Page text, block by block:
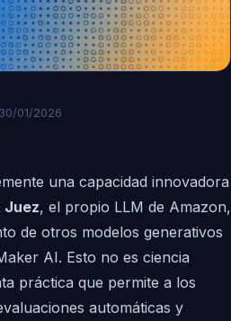
30/01/2026
una capacidad innovadora
Juez, el propio LLM de Amazon,
de otros modelos generativos
AI. Esto no es ciencia
práctica que permite a los
automáticas y